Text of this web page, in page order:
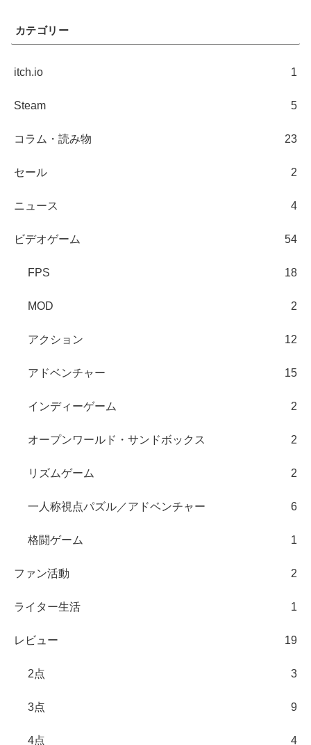
カテゴリー
itch.io 1
Steam 5
コラム・読み物 23
セール 2
ニュース 4
ビデオゲーム 54
FPS 18
MOD 2
アクション 12
アドベンチャー 15
インディーゲーム 2
オープンワールド・サンドボックス 2
リズムゲーム 2
一人称視点パズル／アドベンチャー 6
格闘ゲーム 1
ファン活動 2
ライター生活 1
レビュー 19
2点 3
3点 9
4点 4